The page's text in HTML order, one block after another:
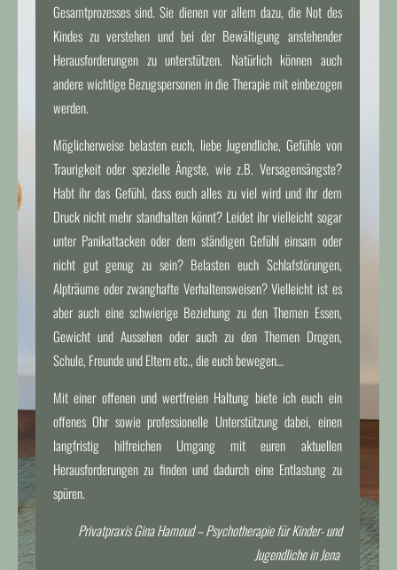
Gesamtprozesses sind. Sie dienen vor allem dazu, die Not des
Kindes zu verstehen und bei der Bewältigung anstehender
Herausforderungen zu unterstützen. Natürlich können auch
andere wichtige Bezugspersonen in die Therapie mit einbezogen
werden.
Möglicherweise belasten euch, liebe Jugendliche, Gefühle von
Traurigkeit oder spezielle Ängste, wie z.B. Versagensängste?
Habt ihr das Gefühl, dass euch alles zu viel wird und ihr dem
Druck nicht mehr standhalten könnt? Leidet ihr vielleicht sogar
unter Panikattacken oder dem ständigen Gefühl einsam oder
nicht gut genug zu sein? Belasten euch Schlafstörungen,
Alpträume oder zwanghafte Verhaltensweisen? Vielleicht ist es
aber auch eine schwierige Beziehung zu den Themen Essen,
Gewicht und Aussehen oder auch zu den Themen Drogen,
Schule, Freunde und Eltern etc., die euch bewegen…
Mit einer offenen und wertfreien Haltung biete ich euch ein
offenes Ohr sowie professionelle Unterstützung dabei, einen
langfristig hilfreichen Umgang mit euren aktuellen
Herausforderungen zu finden und dadurch eine Entlastung zu
spüren.
Privatpraxis Gina Hamoud – Psychotherapie für Kinder- und
Jugendliche in Jena